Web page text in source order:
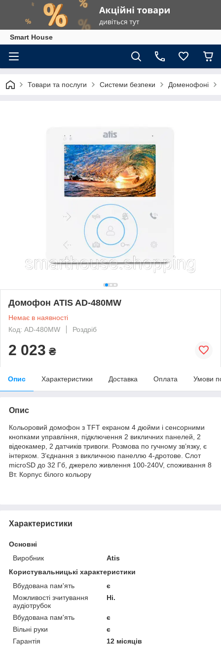
Smart House
Товари та послуги Системи безпеки Доменофоні
Домофон ATIS AD-480MW
Немає в наявності
Код: AD-480MW
Роздріб
2 023 ₴
Опис Характеристики Доставка Оплата Умови
Опис
Кольоровий домофон з TFT екраном 4 дюйми і сенсорними
кнопками управління, підключення 2 викличних панелей, 2
відеокамер, 2 датчиків тривоги. Розмова по гучному зв’язку, є
інтерком. З’єднання з викличною панеллю 4-дротове. Слот
microSD до 32 Гб, джерело живлення 100-240V, споживання 8
Вт. Корпус білого кольору
Характеристики
Основні
Виробник
Atis
Користувальницькі характеристики
Вбудована пам'ять
є
Можливості зчитування
аудіотрубок
Ні.
Вбудована пам'ять
є
Вільні руки
є
Гарантія
12 місяців